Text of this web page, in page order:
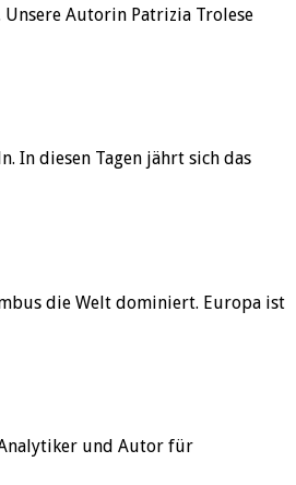
Autorin Patrizia Trolese
In diesen Tagen jährt sich das
die Welt dominiert. Europa ist
und Autor für